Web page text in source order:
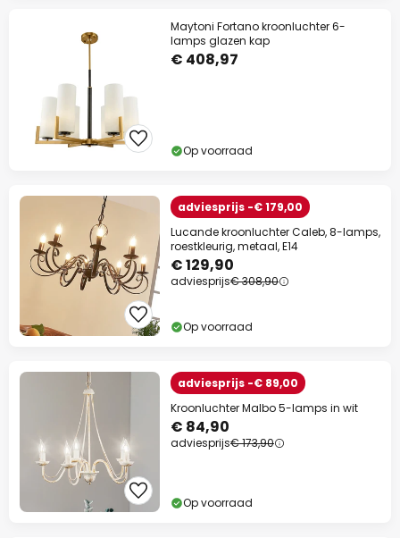
Maytoni Fortano kroonluchter 6-
lamps glazen kap
€ 408,97
Op voorraad
adviesprijs -€ 179,00
Lucande kroonluchter Caleb, 8-lamps,
roestkleurig, metaal, E14
€ 129,90
adviesprijs€ 308,90
Op voorraad
adviesprijs -€ 89,00
Kroonluchter Malbo 5-lamps in wit
€ 84,90
adviesprijs€ 173,90
Op voorraad